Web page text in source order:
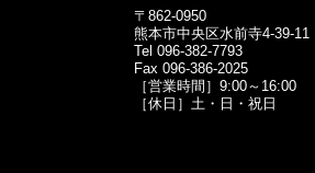
〒862-0950
熊本市中央区水前寺4-39-11
Tel 096-382-7793
Fax 096-386-2025
［営業時間］9:00～16:00
［休日］土・日・祝日